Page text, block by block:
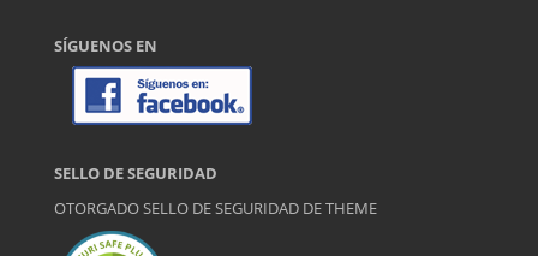
SÍGUENOS EN
SELLO DE SEGURIDAD
OTORGADO SELLO DE SEGURIDAD DETHEME